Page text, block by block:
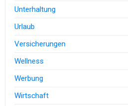
Unterhaltung
Urlaub
Versicherungen
Wellness
Werbung
Wirtschaft